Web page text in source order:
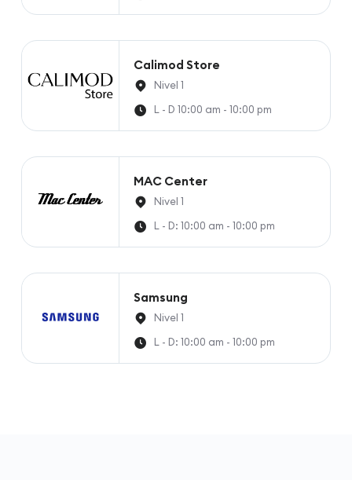
Calimod Store
Nivel 1
L - D 10:00 am - 10:00 pm
MAC Center
Nivel 1
L - D: 10:00 am - 10:00 pm
Samsung
Nivel 1
L - D: 10:00 am - 10:00 pm